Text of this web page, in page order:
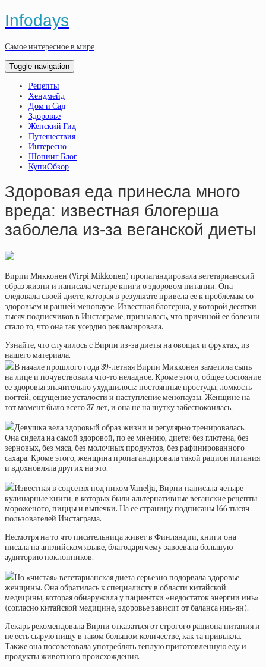
Infodays
Самое интересное в мире
Toggle navigation
Рецепты
Хендмейд
Дом и Сад
Здоровье
Женский Гид
Путешествия
Интересно
Шопинг Блог
КупиОбзор
Здоровая еда принесла много
вреда: известная блогерша
заболела из-за веганской диеты
Вирпи Микконен (Virpi Mikkonen) пропагандировала вегетарианский
образ жизни и написала четыре книги о здоровом питании. Она
следовала своей диете, которая в результате привела ее к проблемам со
здоровьем и ранней менопаузе. Известная блогерша, у которой десятки
тысяч подписчиков в Инстаграме, призналась, что причиной ее болезни
стало то, что она так усердно рекламировала.
Узнайте, что случилось с Вирпи из-за диеты на овощах и фруктах, из
нашего материала.
В начале прошлого года 39-летняя Вирпи Микконен заметила сыпь
на лице и почувствовала что-то неладное. Кроме этого, общее состояние
ее здоровья значительно ухудшилось: постоянные простуды, ломкость
ногтей, ощущение усталости и наступление менопаузы. Женщине на
тот момент было всего 37 лет, и она не на шутку забеспокоилась.
Девушка вела здоровый образ жизни и регулярно тренировалась.
Она сидела на самой здоровой, по ее мнению, диете: без глютена, без
зерновых, без мяса, без молочных продуктов, без рафинированного
сахара. Кроме этого, женщина пропагандировала такой рацион питания
и вдохновляла других на это.
Известная в соцсетях под ником Vanelja, Вирпи написала четыре
кулинарные книги, в которых были альтернативные веганские рецепты
мороженого, пиццы и выпечки. На ее страницу подписаны 166 тысяч
пользователей Инстаграма.
Несмотря на то что писательница живет в Финляндии, книги она
писала на английском языке, благодаря чему завоевала большую
аудиторию поклонников.
Но «чистая» вегетарианская диета серьезно подорвала здоровье
женщины. Она обратилась к специалисту в области китайской
медицины, которая обнаружила у пациентки «недостаток энергии инь»
(согласно китайской медицине, здоровье зависит от баланса инь-ян).
Лекарь рекомендовала Вирпи отказаться от строгого рациона питания и
не есть сырую пищу в таком большом количестве, как та привыкла.
Также она посоветовала употреблять теплую приготовленную еду и
продукты животного происхождения.